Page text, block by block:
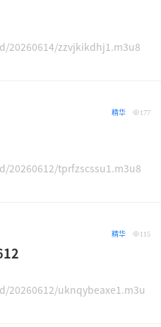
20260614/zzvjkikdhj1.m3u8
177
精华
20260612/tprfzscssu1.m3u8
115
精华
20260612/uknqybeaxe1.m3u